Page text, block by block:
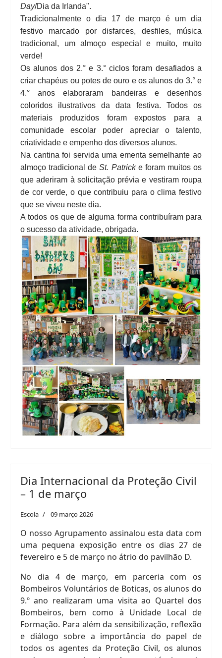
Day/Dia da Irlanda".
Tradicionalmente o dia 17 de março é um dia
festivo marcado por disfarces, desfiles, música
tradicional, um almoço especial e muito, muito
verde!
Os alunos dos 2.° e 3.° ciclos foram desafiados a
criar chapéus ou potes de ouro e os alunos do 3.° e
4.° anos elaboraram bandeiras e desenhos
coloridos ilustrativos da data festiva. Todos os
materiais produzidos foram expostos para a
comunidade escolar poder apreciar o talento,
criatividade e empenho dos diversos alunos.
Na cantina foi servida uma ementa semelhante ao
almoço tradicional deSt. Patricke foram muitos os
que aderiram à solicitação prévia e vestiram roupa
de cor verde, o que contribuiu para o clima festivo
que se viveu neste dia.
A todos os que de alguma forma contribuíram para
o sucesso da atividade, obrigada.
Dia Internacional da Proteção Civil
– 1 de março
Escola 09 março 2026
O nosso Agrupamento assinalou esta data com
uma pequena exposição entre os dias 27 de
fevereiro e 5 de março no átrio do pavilhão D.
No dia 4 de março, em parceria com os
Bombeiros Voluntários de Boticas, os alunos do
9.º ano realizaram uma visita ao Quartel dos
Bombeiros, bem como à Unidade Local de
Formação. Para além da sensibilização, reflexão
e diálogo sobre a importância do papel de
todos os agentes da Proteção Civil, os alunos